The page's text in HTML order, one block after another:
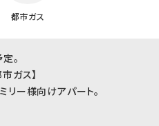
都市ガス
。
ガス】
リー様向けアパート。